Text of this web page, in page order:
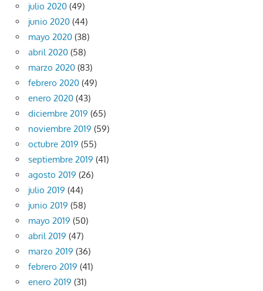
julio 2020 (49)
junio 2020 (44)
mayo 2020 (38)
abril 2020 (58)
marzo 2020 (83)
febrero 2020 (49)
enero 2020 (43)
diciembre 2019 (65)
noviembre 2019 (59)
octubre 2019 (55)
septiembre 2019 (41)
agosto 2019 (26)
julio 2019 (44)
junio 2019 (58)
mayo 2019 (50)
abril 2019 (47)
marzo 2019 (36)
febrero 2019 (41)
enero 2019 (31)